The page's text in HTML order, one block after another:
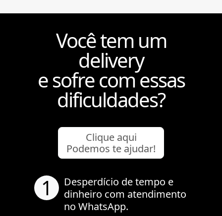
Você tem um
delivery
e sofre com essas
dificuldades?
Clique aqui
Podemos te ajudar!
1
Desperdício de tempo e
dinheiro com atendimento
no WhatsApp.